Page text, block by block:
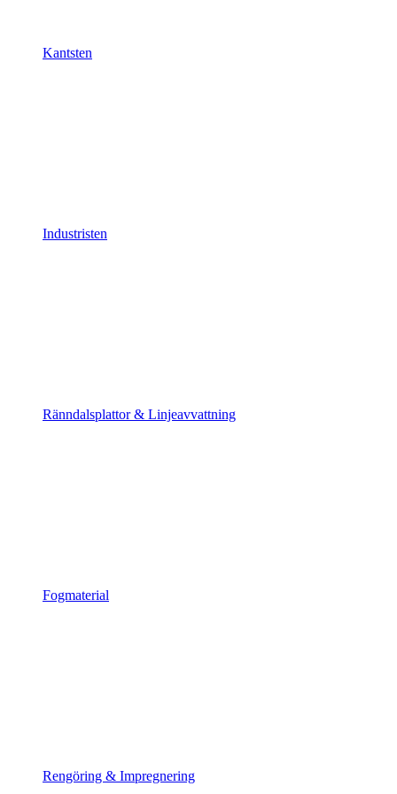
Kantsten
Industristen
Ränndalsplattor & Linjeavvattning
Fogmaterial
Rengöring & Impregnering